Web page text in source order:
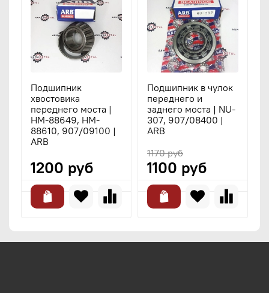
Подшипник
хвостовика
переднего моста |
HM-88649, HM-
88610, 907/09100 |
ARB
1200 руб
Подшипник в чулок
переднего и
заднего моста | NU-
307, 907/08400 |
ARB
1170 руб
1100 руб